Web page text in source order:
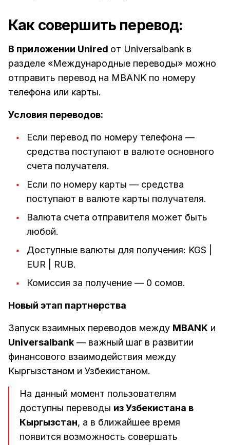
Как совершить перевод:
В приложении Unired от Universalbank в
разделе «Международные переводы» можно
отправить перевод на MBANK по номеру
телефона или карты.
Условия переводов:
Если перевод по номеру телефона —
средства поступают в валюте основного
счета получателя.
Если по номеру карты — средства
поступают в валюте карты получателя.
Валюта счета отправителя может быть
любой.
Доступные валюты для получения: KGS |
EUR | RUB.
Комиссия за получение — 0 сомов.
Новый этап партнерства
Запуск взаимных переводов между MBANK и
Universalbank — важный шаг в развитии
финансового взаимодействия между
Кыргызстаном и Узбекистаном.
На данный момент пользователям
доступны переводы из Узбекистана в
Кыргызстан, а в ближайшее время
появится возможность совершать